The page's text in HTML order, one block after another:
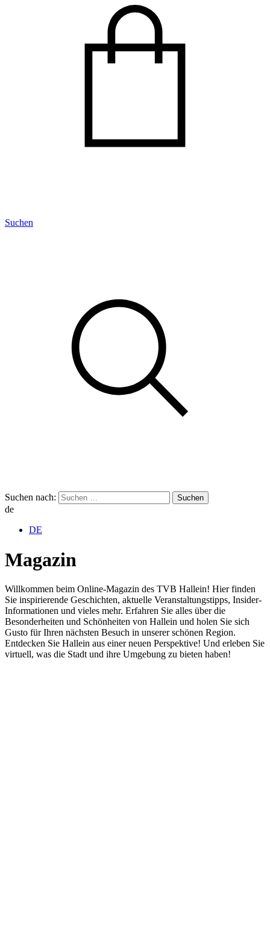
Suchen
Suchen nach:
de
DE
Magazin
Willkommen beim Online-Magazin des TVB Hallein! Hier finden
Sie inspirierende Geschichten, aktuelle Veranstaltungstipps, Insider-
Informationen und vieles mehr. Erfahren Sie alles über die
Besonderheiten und Schönheiten von Hallein und holen Sie sich
Gusto für Ihren nächsten Besuch in unserer schönen Region.
Entdecken Sie Hallein aus einer neuen Perspektive! Und erleben Sie
virtuell, was die Stadt und ihre Umgebung zu bieten haben!